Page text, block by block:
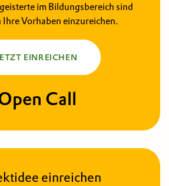
im Bildungsbereich sind
Ihre Vorhaben einzureichen.
EINREICHEN
Call
einreichen